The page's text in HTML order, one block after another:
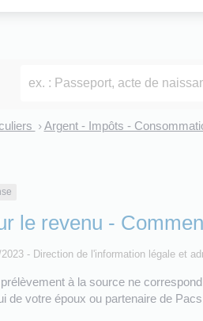
> Argent - Impôts -
le revenu -
- Direction de l'information légale et
à la source ne
de votre époux ou partenaire de